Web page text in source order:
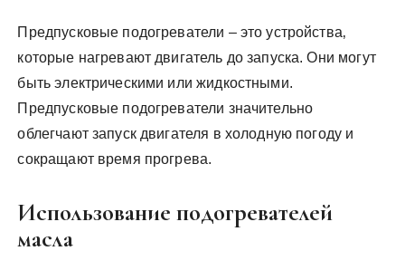
Предпусковые подогреватели – это устройства‚
которые нагревают двигатель до запуска. Они могут
быть электрическими или жидкостными.
Предпусковые подогреватели значительно
облегчают запуск двигателя в холодную погоду и
сокращают время прогрева.
Использование подогревателей
масла